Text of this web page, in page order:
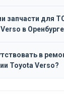
запчасти для
в
в
Toyota Verso?